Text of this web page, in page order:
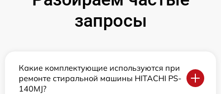
запросы
Какие комплектующие используются при
ремонте стиральной машины HITACHI PS-
140MJ?